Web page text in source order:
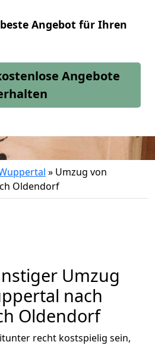
Angebot für Ihren
Angebote
» Umzug von
Oldendorf
Umzug
nach
Oldendorf
recht kostspielig sein,